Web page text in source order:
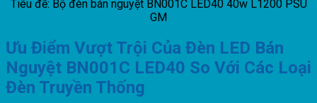
Tiêu đề: Bộ đèn bán nguyệt BN001C LED40 40w L1200 PSU
GM
Ưu Điểm Vượt Trội Của Đèn LED Bán
Nguyệt BN001C LED40 So Với Các Loại
Đèn Truyền Thống